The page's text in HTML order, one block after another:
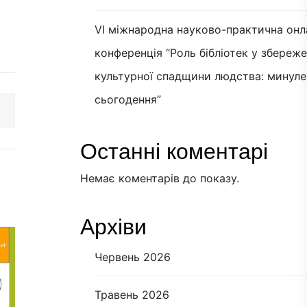
VI міжнародна науково-практична
конференція “Роль бібліотек у
культурної спадщини людства:
сьогодення”
Останні коментарі
Немає коментарів до показу.
Архіви
Червень 2026
Травень 2026